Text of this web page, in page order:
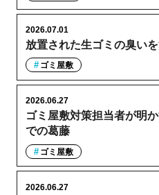
放置された生ゴミの臭い
2026.07.01
ゴミ屋敷
ゴミ屋敷対策担当者が明
での葛藤
2026.06.27
ゴミ屋敷
2026.06.27